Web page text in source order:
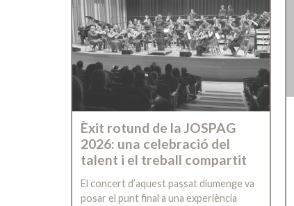
Èxit rotund de la JOSPAG
2026: una celebració del
talent i el treball compartit
El concert d’aquest passat diumenge va
posar el punt final a una experiència